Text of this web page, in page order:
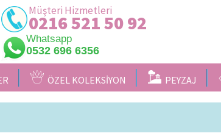
Müşteri Hizmetleri
0216 521 50 92
Whatsapp
0532 696 6356
ÖZEL KOLEKSİYON PEYZAJ